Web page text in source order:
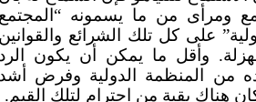
ومرأى من ما يسمونه
على كل تلك الشرائع
وأقل ما يمكن أن يكون
من المنظمة الدولية وفرض
هناك بقية من احترام لتلك القيم.